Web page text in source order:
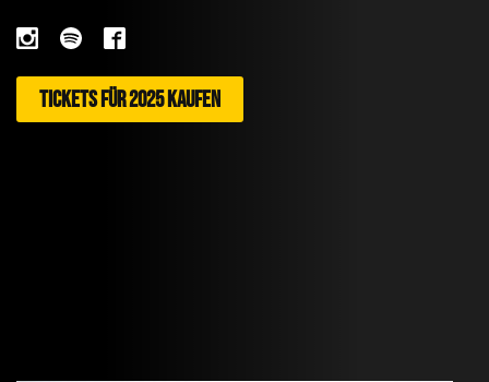
TICKETS FÜR 2025 KAUFEN